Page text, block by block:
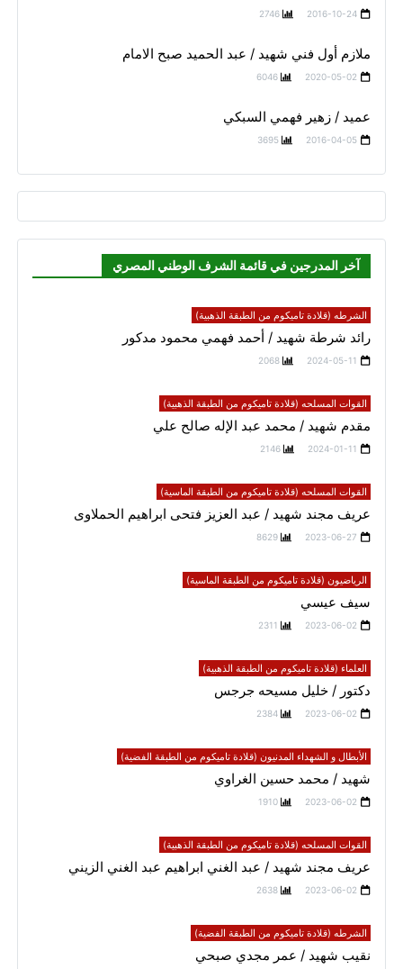
2016-10-24
2746
ملازم أول فني شهيد / عبد الحميد صبح الامام
2020-05-02
6046
عميد / زهير فهمي السبكي
2016-04-05
3695
آخر المدرجين في قائمة الشرف الوطني المصري
الشرطه (قلادة تاميكوم من الطبقة الذهبية)
رائد شرطة شهيد / أحمد فهمي محمود مدكور
2024-05-11
2068
القوات المسلحه (قلادة تاميكوم من الطبقة الذهبية)
مقدم شهيد / محمد عبد الإله صالح علي
2024-01-11
2146
القوات المسلحه (قلادة تاميكوم من الطبقة الماسية)
عريف مجند شهيد / عبد العزيز فتحى ابراهيم الحملاوى
2023-06-27
8629
الرياضيون (قلادة تاميكوم من الطبقة الماسية)
سيف عيسي
2023-06-02
2311
العلماء (قلادة تاميكوم من الطبقة الذهبية)
دكتور / خليل مسيحه جرجس
2023-06-02
2384
الأبطال و الشهداء المدنيون (قلادة تاميكوم من الطبقة الفضية)
شهيد / محمد حسين الغراوي
2023-06-02
1910
القوات المسلحه (قلادة تاميكوم من الطبقة الذهبية)
عريف مجند شهيد / عبد الغني ابراهيم عبد الغني الزيني
2023-06-02
2638
الشرطه (قلادة تاميكوم من الطبقة الفضية)
نقيب شهيد / عمر مجدي صبحي